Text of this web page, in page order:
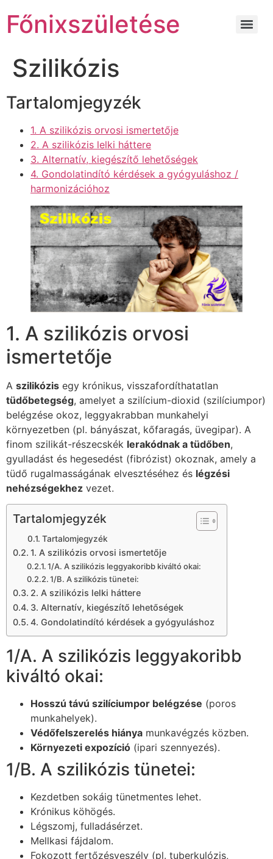
Főnixszületése
Szilikózis
Tartalomjegyzék
1. A szilikózis orvosi ismertetője
2. A szilikózis lelki háttere
3. Alternatív, kiegészítő lehetőségek
4. Gondolatindító kérdések a gyógyuláshoz /
harmonizációhoz
1. A szilikózis orvosi
ismertetője
A szilikózis egy krónikus, visszafordíthatatlan
tüdőbetegség, amelyet a szilícium-dioxid (szilíciumpor)
belégzése okoz, leggyakrabban munkahelyi
környezetben (pl. bányászat, kőfaragás, üvegipar). A
finom szilikát-részecskék lerakódnak a tüdőben,
gyulladást és hegesedést (fibrózist) okoznak, amely a
tüdő rugalmasságának elvesztéséhez és légzési
nehézségekhez vezet.
Tartalomjegyzék
Tartalomjegyzék
1. A szilikózis orvosi ismertetője
1/A. A szilikózis leggyakoribb kiváltó okai:
1/B. A szilikózis tünetei:
2. A szilikózis lelki háttere
3. Alternatív, kiegészítő lehetőségek
4. Gondolatindító kérdések a gyógyuláshoz
1/A. A szilikózis leggyakoribb
kiváltó okai:
Hosszú távú szilíciumpor belégzése (poros
munkahelyek).
Védőfelszerelés hiánya munkavégzés közben.
Környezeti expozíció (ipari szennyezés).
1/B. A szilikózis tünetei:
Kezdetben sokáig tünetmentes lehet.
Krónikus köhögés.
Légszomj, fulladásérzet.
Mellkasi fájdalom.
Fokozott fertőzésveszély (pl. tuberkulózis,